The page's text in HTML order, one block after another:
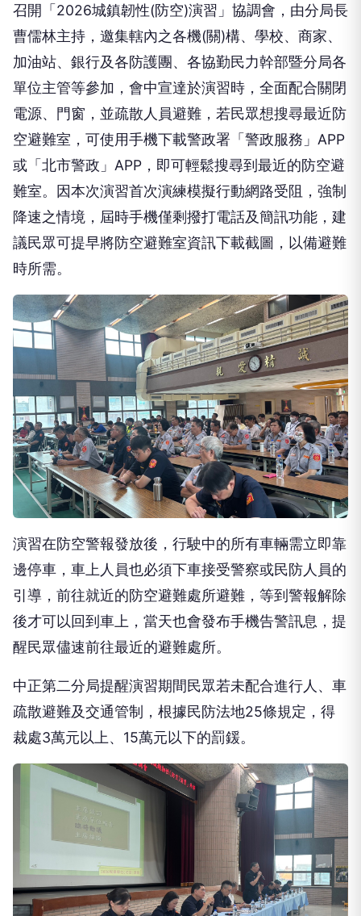
召開「2026城鎮韌性(防空)演習」協調會，由分局長
曹儒林主持，邀集轄內之各機(關)構、學校、商家、
加油站、銀行及各防護團、各協勤民力幹部暨分局各
單位主管等參加，會中宣達於演習時，全面配合關閉
電源、門窗，並疏散人員避難，若民眾想搜尋最近防
空避難室，可使用手機下載警政署「警政服務」APP
或「北市警政」APP，即可輕鬆搜尋到最近的防空避
難室。因本次演習首次演練模擬行動網路受阻，強制
降速之情境，屆時手機僅剩撥打電話及簡訊功能，建
議民眾可提早將防空避難室資訊下載截圖，以備避難
時所需。
演習在防空警報發放後，行駛中的所有車輛需立即靠
邊停車，車上人員也必須下車接受警察或民防人員的
引導，前往就近的防空避難處所避難，等到警報解除
後才可以回到車上，當天也會發布手機告警訊息，提
醒民眾儘速前往最近的避難處所。
中正第二分局提醒演習期間民眾若未配合進行人、車
疏散避難及交通管制，根據民防法地25條規定，得
裁處3萬元以上、15萬元以下的罰鍰。